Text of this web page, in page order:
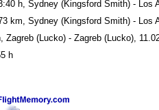
h, Sydney (Kingsford Smith) - Los
km, Sydney (Kingsford Smith) - Los
Zagreb (Lucko) - Zagreb (Lucko),
h